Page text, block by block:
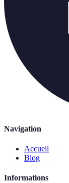
Navigation
Accueil
Blog
Informations